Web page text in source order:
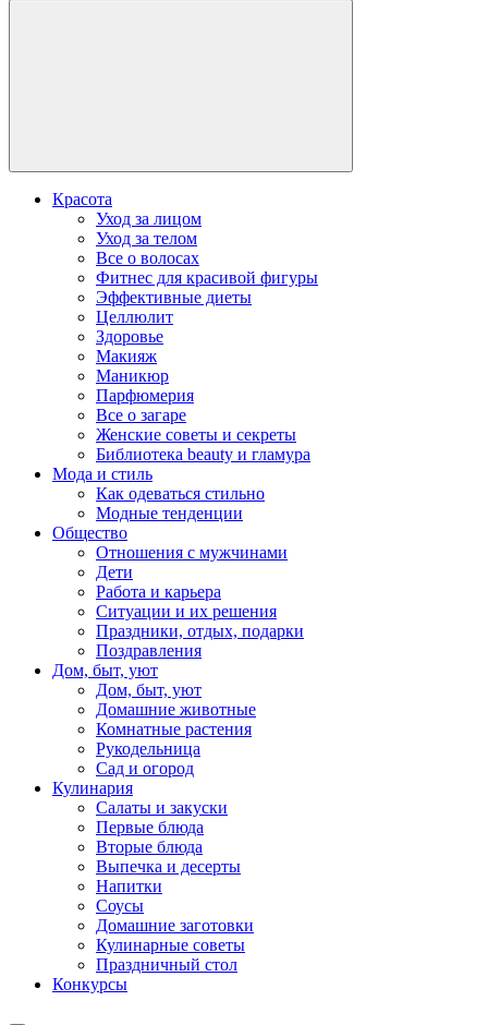
Красота
Уход за лицом
Уход за телом
Все о волосах
Фитнес для красивой фигуры
Эффективные диеты
Целлюлит
Здоровье
Макияж
Маникюр
Парфюмерия
Все о загаре
Женские советы и секреты
Библиотека beauty и гламура
Мода и стиль
Как одеваться стильно
Модные тенденции
Общество
Отношения с мужчинами
Дети
Работа и карьера
Ситуации и их решения
Праздники, отдых, подарки
Поздравления
Дом, быт, уют
Дом, быт, уют
Домашние животные
Комнатные растения
Рукодельница
Сад и огород
Кулинария
Салаты и закуски
Первые блюда
Вторые блюда
Выпечка и десерты
Напитки
Соусы
Домашние заготовки
Кулинарные советы
Праздничный стол
Конкурсы